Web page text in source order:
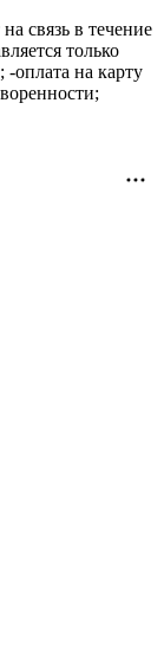
связь в течение
только
оплата на карту